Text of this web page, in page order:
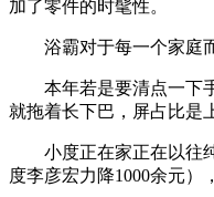
加了零件的时髦性。
浴霸对于每一个家庭而
本年若是要清点一下手
就拖着长下巴，屏占比是
小度正在家正在以往纯
度李彦宏力降1000余元）